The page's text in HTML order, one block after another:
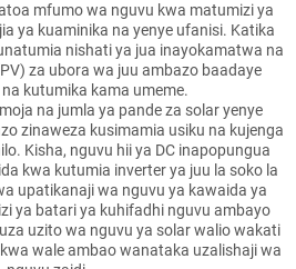
mfumo wa nguvu kwa matumizi ya
ya kuaminika na yenye ufanisi. Katika
nishati ya jua inayokamatwa na
za ubora wa juu ambazo baadaye
kutumika kama umeme.
na jumla ya pande za solar yenye
zinaweza kusimamia usiku na kujenga
Kisha, nguvu hii ya DC inapopungua
kwa kutumia inverter ya juu la soko la
upatikanaji wa nguvu ya kawaida ya
ya batari ya kuhifadhi nguvu ambayo
uzito wa nguvu ya solar walio wakati
wale ambao wanataka uzalishaji wa